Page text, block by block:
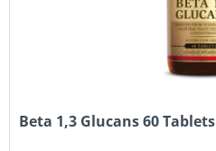
Beta 1,3 Glucans 60 Tablets